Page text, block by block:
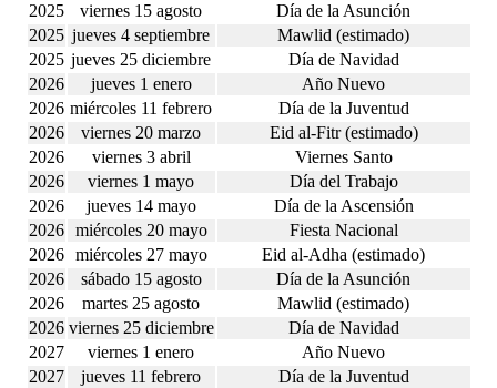
2025
viernes 15 agosto
Día de la Asunción
2025 jueves 4 septiembre
Mawlid (estimado)
2025 jueves 25 diciembre
Día de Navidad
2026
jueves 1 enero
Año Nuevo
2026 miércoles 11 febrero
Día de la Juventud
2026
viernes 20 marzo
Eid al-Fitr (estimado)
2026
viernes 3 abril
Viernes Santo
2026
viernes 1 mayo
Día del Trabajo
2026
jueves 14 mayo
Día de la Ascensión
2026
miércoles 20 mayo
Fiesta Nacional
2026
miércoles 27 mayo
Eid al-Adha (estimado)
2026
sábado 15 agosto
Día de la Asunción
2026
martes 25 agosto
Mawlid (estimado)
2026 viernes 25 diciembre
Día de Navidad
2027
viernes 1 enero
Año Nuevo
2027
jueves 11 febrero
Día de la Juventud